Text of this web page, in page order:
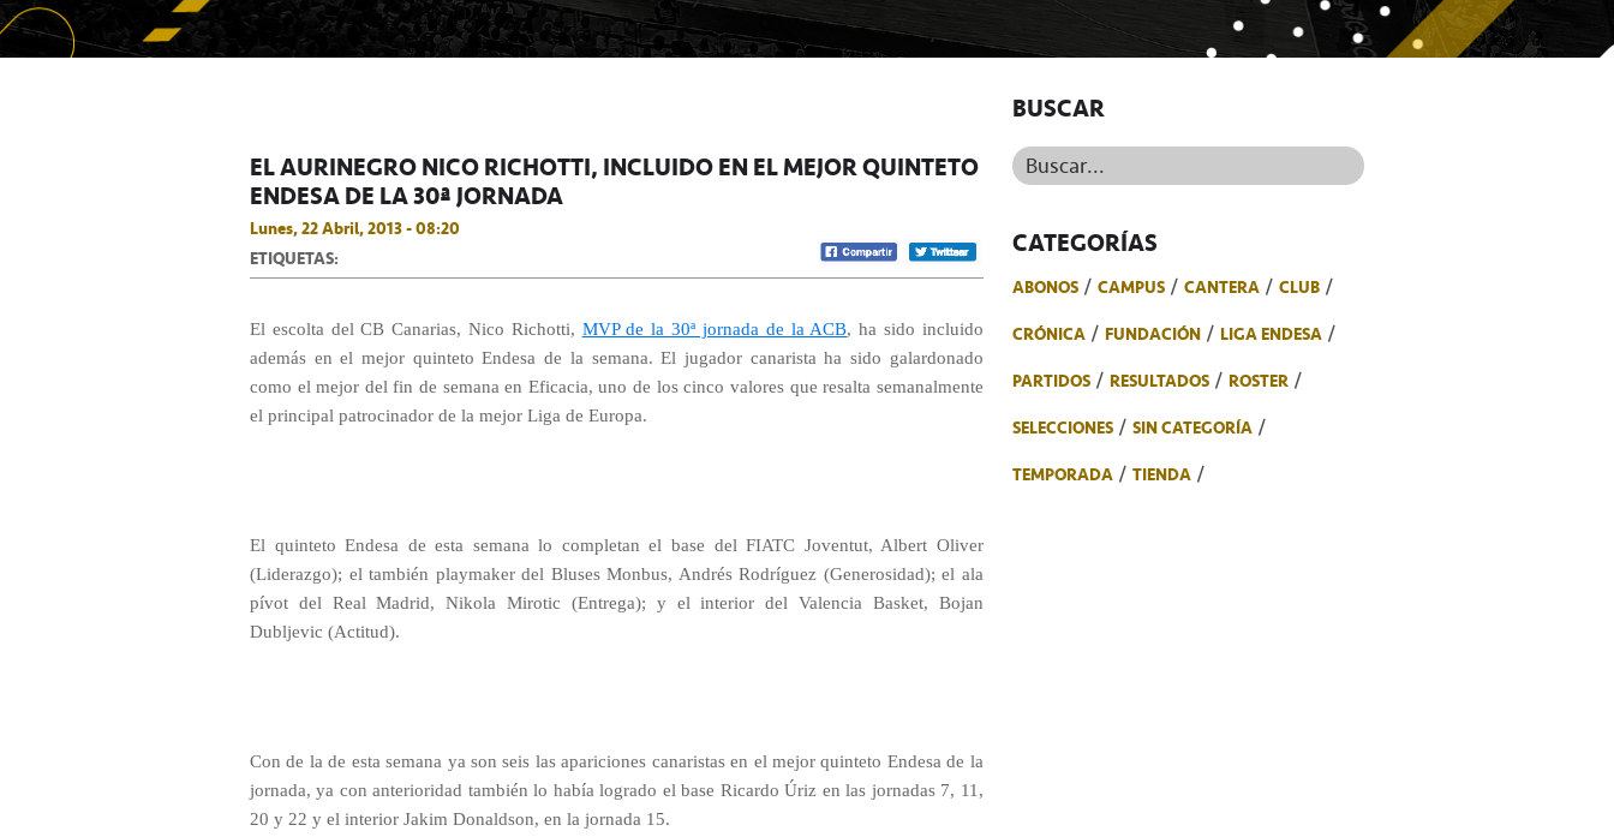
EL AURINEGRO NICO RICHOTTI, INCLUIDO EN EL MEJOR QUINTETO
ENDESA DE LA 30ª JORNADA
Lunes, 22 Abril, 2013 - 08:20
ETIQUETAS:
El escolta del CB Canarias, Nico Richotti, MVP de la 30ª jornada de la ACB, ha sido incluido
además en el mejor quinteto Endesa de la semana. El jugador canarista ha sido galardonado
como el mejor del fin de semana en Eficacia, uno de los cinco valores que resalta semanalmente
el principal patrocinador de la mejor Liga de Europa.
El quinteto Endesa de esta semana lo completan el base del FIATC Joventut, Albert Oliver
(Liderazgo); el también playmaker del Bluses Monbus, Andrés Rodríguez (Generosidad); el ala
pívot del Real Madrid, Nikola Mirotic (Entrega); y el interior del Valencia Basket, Bojan
Dubljevic (Actitud).
Con de la de esta semana ya son seis las apariciones canaristas en el mejor quinteto Endesa de la
jornada, ya con anterioridad también lo había logrado el base Ricardo Úriz en las jornadas 7, 11,
20 y 22 y el interior Jakim Donaldson, en la jornada 15.
BUSCAR
Buscar...
CATEGORÍAS
ABONOS CAMPUS CANTERA
CLUB
CRÓNICA
FUNDACIÓN
LIGA ENDESA
PARTIDOS
RESULTADOS
ROSTER
SELECCIONES
SIN CATEGORÍA
TEMPORADA
TIENDA